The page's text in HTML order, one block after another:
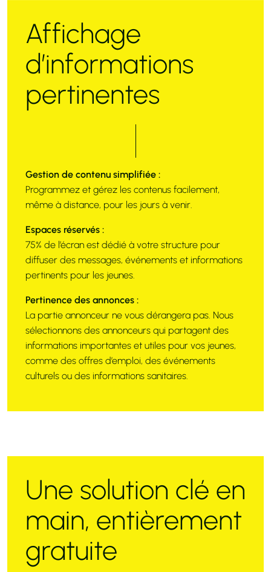
Affichage
d’informations
pertinentes
Gestion de contenu simplifiée :
Programmez et gérez les contenus facilement,
même à distance, pour les jours à venir.
Espaces réservés :
75% de l’écran est dédié à votre structure pour
diffuser des messages, événements et informations
pertinents pour les jeunes.
Pertinence des annonces :
La partie annonceur ne vous dérangera pas. Nous
sélectionnons des annonceurs qui partagent des
informations importantes et utiles pour vos jeunes,
comme des offres d’emploi, des événements
culturels ou des informations sanitaires.
Une solution clé en
main, entièrement
gratuite